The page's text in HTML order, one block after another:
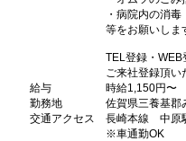
・病院内の消毒
等をお願いしま
TEL登録・WEB
ご来社登録頂
給与
時給1,150円〜
勤務地
佐賀県三養基郡
交通アクセス
長崎本線 中原
※車通勤OK